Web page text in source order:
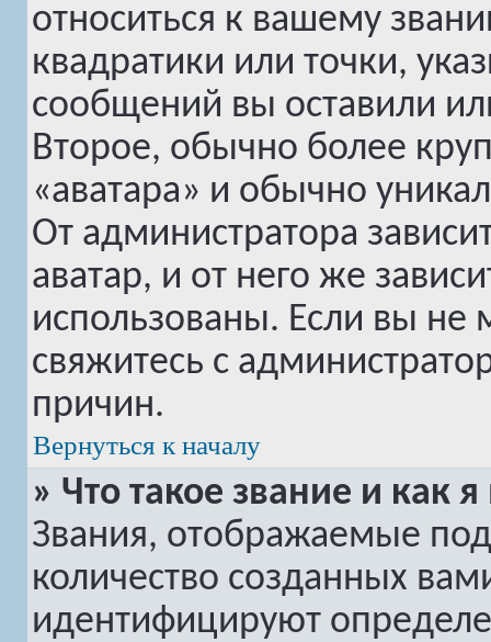
относиться к вашему
квадратики или точки,
сообщений вы оставили
Второе, обычно более
«аватара» и обычно
От администратора
аватар, и от него же
использованы. Если вы не
свяжитесь с
причин.
Вернуться к началу
» Что такое звание и как
Звания, отображаемые
количество созданных
идентифицируют